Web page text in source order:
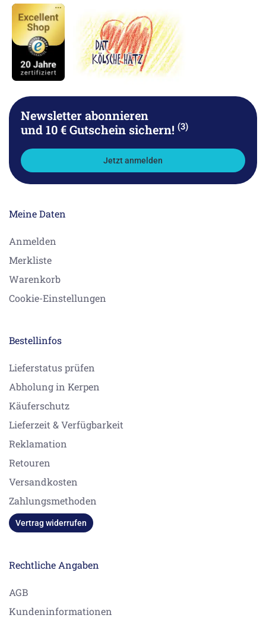
Newsletter abonnieren
und 10 € Gutschein sichern! (3)
Jetzt anmelden
Meine Daten
Anmelden
Merkliste
Warenkorb
Cookie-Einstellungen
Bestellinfos
Lieferstatus prüfen
Abholung in Kerpen
Käuferschutz
Lieferzeit & Verfügbarkeit
Reklamation
Retouren
Versandkosten
Zahlungsmethoden
Vertrag widerrufen
Rechtliche Angaben
AGB
Kundeninformationen